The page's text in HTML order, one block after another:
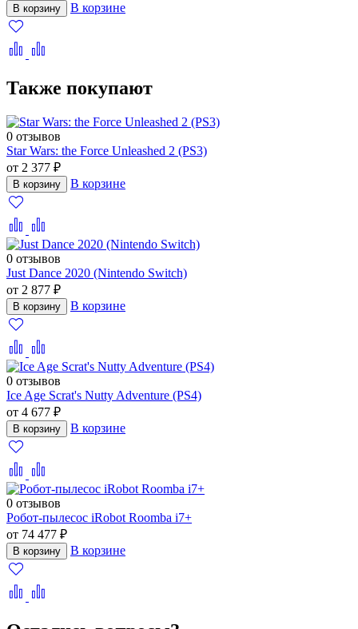
В корзину В корзине
Также покупают
0 отзывов
Star Wars: the Force Unleashed 2 (PS3)
от 2 377 ₽
В корзину В корзине
0 отзывов
Just Dance 2020 (Nintendo Switch)
от 2 877 ₽
В корзину В корзине
0 отзывов
Ice Age Scrat's Nutty Adventure (PS4)
от 4 677 ₽
В корзину В корзине
0 отзывов
Робот-пылесос iRobot Roomba i7+
от 74 477 ₽
В корзину В корзине